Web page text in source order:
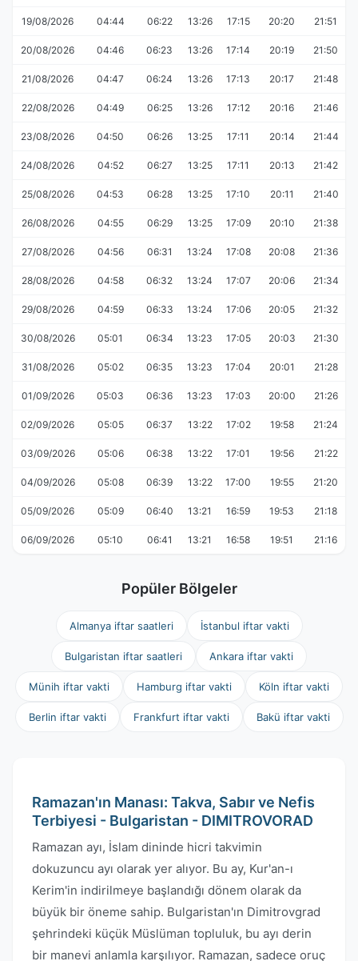
19/08/2026 04:44 06:22 13:26 17:15 20:20 21:51
20/08/2026 04:46 06:23 13:26 17:14 20:19 21:50
21/08/2026 04:47 06:24 13:26 17:13 20:17 21:48
22/08/2026 04:49 06:25 13:26 17:12 20:16 21:46
23/08/2026 04:50 06:26 13:25 17:11 20:14 21:44
24/08/2026 04:52 06:27 13:25 17:11 20:13 21:42
25/08/2026 04:53 06:28 13:25 17:10 20:11 21:40
26/08/2026 04:55 06:29 13:25 17:09 20:10 21:38
27/08/2026 04:56 06:31 13:24 17:08 20:08 21:36
28/08/2026 04:58 06:32 13:24 17:07 20:06 21:34
29/08/2026 04:59 06:33 13:24 17:06 20:05 21:32
30/08/2026 05:01 06:34 13:23 17:05 20:03 21:30
31/08/2026 05:02 06:35 13:23 17:04 20:01 21:28
01/09/2026 05:03 06:36 13:23 17:03 20:00 21:26
02/09/2026 05:05 06:37 13:22 17:02 19:58 21:24
03/09/2026 05:06 06:38 13:22 17:01 19:56 21:22
04/09/2026 05:08 06:39 13:22 17:00 19:55 21:20
05/09/2026 05:09 06:40 13:21 16:59 19:53 21:18
06/09/2026 05:10 06:41 13:21 16:58 19:51 21:16
Popüler Bölgeler
Almanya iftar saatleri İstanbul iftar vakti
Bulgaristan iftar saatleri Ankara iftar vakti
Münih iftar vakti Hamburg iftar vakti Köln iftar vakti
Berlin iftar vakti Frankfurt iftar vakti Bakü iftar vakti
Ramazan'ın Manası: Takva, Sabır ve Nefis
Terbiyesi - Bulgaristan - DIMITROVORAD
Ramazan ayı, İslam dininde hicri takvimin
dokuzuncu ayı olarak yer alıyor. Bu ay, Kur'an-ı
Kerim'in indirilmeye başlandığı dönem olarak da
büyük bir öneme sahip. Bulgaristan'ın Dimitrovgrad
şehrindeki küçük Müslüman topluluk, bu ayı derin
bir manevi anlamla karşılıyor. Ramazan, sadece oruç